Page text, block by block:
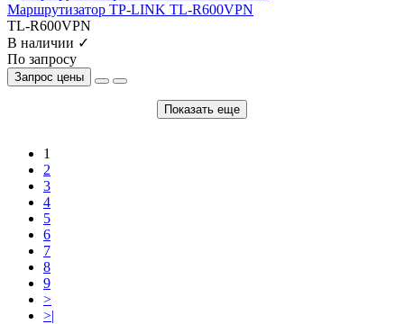
Маршрутизатор TP-LINK TL-R600VPN
TL-R600VPN
В наличии ✓
По запросу
Запрос цены
Показать еще
1
2
3
4
5
6
7
8
9
>
>|